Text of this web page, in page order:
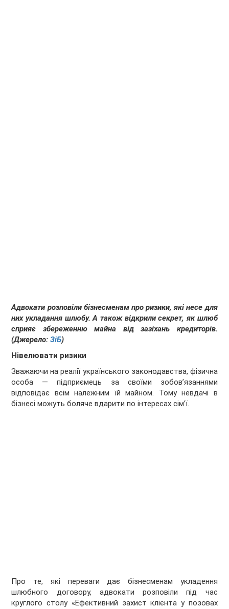
Адвокати розповіли бізнесменам про ризики, які несе для
них укладання шлюбу. А також відкрили секрет, як шлюб
сприяє збереженню майна від зазіхань кредиторів.
(Джерело:ЗіБ)
Нівелювати ризики
Зважаючи на реалії українського законодавства, фізична
особа — підприємець за своїми зобов’язаннями
відповідає всім належним їй майном. Тому невдачі в
бізнесі можуть боляче вдарити по інтересах сім’ї.
Про те, які переваги дає бізнесменам укладення
шлюбного договору, адвокати розповіли під час
круглого столу «Ефективний захист клієнта у позовах